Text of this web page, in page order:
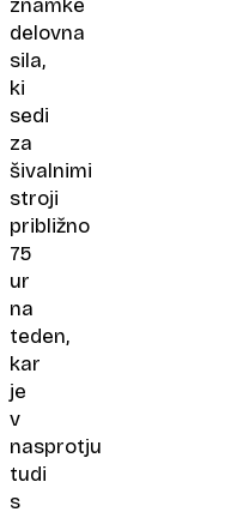
znamke
delovna
sila,
ki
sedi
za
šivalnimi
stroji
približno
75
ur
na
teden,
kar
je
v
nasprotju
tudi
s